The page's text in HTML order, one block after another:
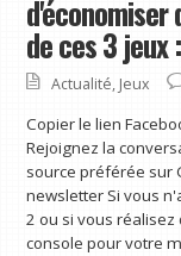
de ces 3 jeux
Actualité, Jeux
Copier le lien
Rejoignez la
source préférée sur
newsletter Si vous
2 ou si vous
console pour votre